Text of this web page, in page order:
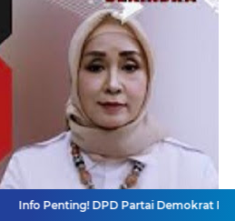
DPD Partai Demokrat Provinsi Jawa